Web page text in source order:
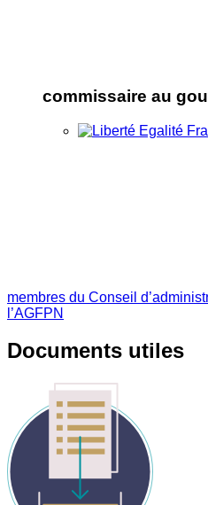
commissaire au
membres du Conseil
l’AGFPN
Documents utiles